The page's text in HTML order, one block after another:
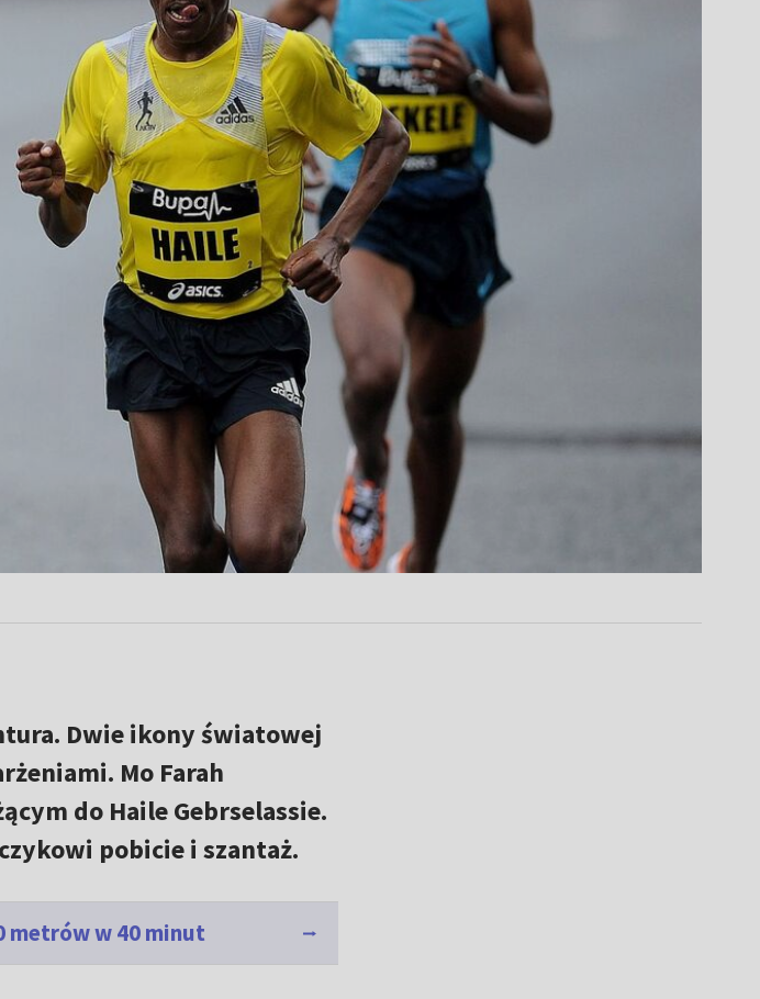
Dwie ikony światowej
Mo Farah
do Haile Gebrselassie.
pobicie i szantaż.
metrów w 40 minut